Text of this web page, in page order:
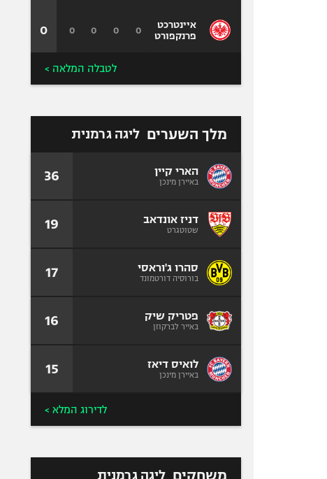
איינטרכט
פרנקפורט
0
0
0
0
0
לטבלה המלאה >
מלך השערים ליגה גרמנית
הארי קיין
באיירן מינכן 36
דניז אונדאב
שטוטגרט 19
סהרו ג'וראסי
בורוסיה דורטמונד 17
פטריק שיק
באייר לברקוזן 16
לואיס דיאז
באיירן מינכן 15
לדירוג המלא >
משחקים ליגה גרמנית